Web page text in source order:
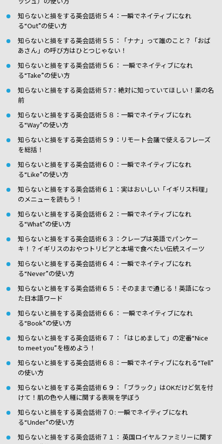
知らないと損をする英会話術５４：一瞬でネイティブになれ
る“Out”の使い方
知らないと損をする英会話術５５：「ナナ」って誰のこと？「おば
あさん」の呼び方はひとつじゃない！
知らないと損をする英会話術５６： 一瞬でネイティブになれ
る“Take”の使い方
知らないと損をする英会話術５7：絶対に知っていてほしい！薬の名
前
知らないと損をする英会話術５８：一瞬でネイティブになれ
る“Way”の使い方
知らないと損をする英会話術５９：リモート会議で使えるフレーズ
を総括！
知らないと損をする英会話術６０：一瞬でネイティブになれ
る“Like”の使い方
知らないと損をする英会話術６１：実はおいしい「イギリス料理」
のメニューを読もう！
知らないと損をする英会話術６２：一瞬でネイティブになれ
る“What”の使い方
知らないと損をする英会話術６３：クレープは英語でパンケー
キ！？イギリスのおやつトリビアと本場で食べたい伝統スイーツ
知らないと損をする英会話術６４：一瞬でネイティブになれ
る“Never”の使い方
知らないと損をする英会話術６５：そのままで通じる！英語になっ
た日本語ワード
知らないと損をする英会話術６６： 一瞬でネイティブになれ
る“Book”の使い方
知らないと損をする英会話術６７：「はじめまして」の定番“Nice
to meet you”を極めよう！
知らないと損をする英会話術６８：一瞬でネイティブになれる“Tell”
の使い方
知らないと損をする英会話術６９：「ブラック」はOKだけど気を付
けて！肌の色や人種に関する表現を学ぼう
知らないと損をする英会話術７０: 一瞬でネイティブになれ
る“Under”の使い方
知らないと損をする英会話術７１： 英国ロイヤルファミリーに関す